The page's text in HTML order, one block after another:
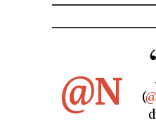
.
@N
(